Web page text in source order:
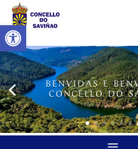
Abrir barra de ferramentas
BENVIDAS E
CONCELLO DO